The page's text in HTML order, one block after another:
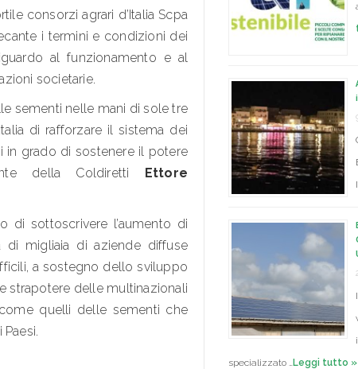
consorzi agrari d’Italia Scpa
i termini e condizioni dei
al funzionamento e al
societarie.
sementi nelle mani di sole tre
di rafforzare il sistema dei
in grado di sostenere il potere
della Coldiretti Ettore
di sottoscrivere l’aumento di
migliaia di aziende diffuse
a sostegno dello sviluppo
strapotere delle multinazionali
quelli delle sementi che
specializzato …Leggi tutto »